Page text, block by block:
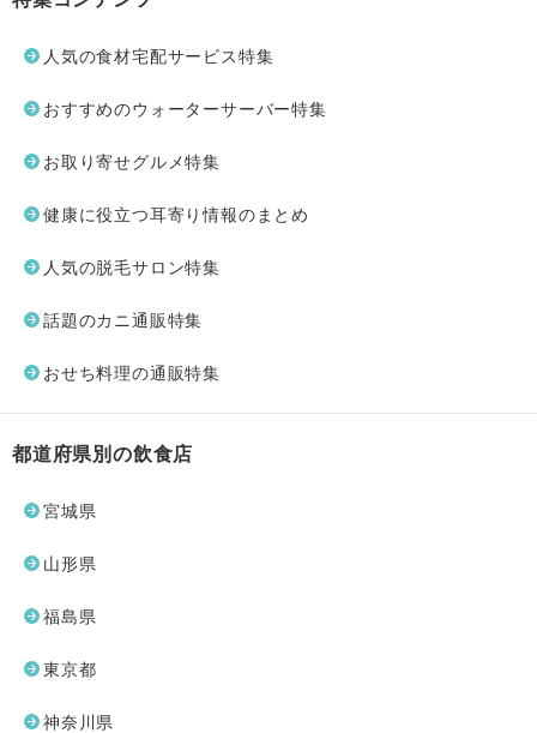
人気の食材宅配サービス特集
おすすめのウォーターサーバー特集
お取り寄せグルメ特集
健康に役立つ耳寄り情報のまとめ
人気の脱毛サロン特集
話題のカニ通販特集
おせち料理の通販特集
都道府県別の飲食店
宮城県
山形県
福島県
東京都
神奈川県